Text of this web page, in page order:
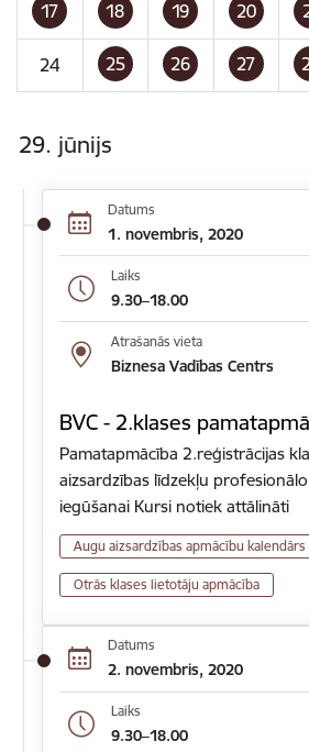
17 18 19 20
24 25 26 27
29. jūnijs
Datums
1. novembris, 2020
Laiks
9.30–18.00
Atrašanās vieta
Biznesa Vadības Centrs
BVC - 2.klases
Pamatapmācība 2.reģistrācijas
aizsardzības līdzekļu
iegūšanai Kursi notiek attālināti
Augu aizsardzības apmācību kalendārs
Otrās klases lietotāju apmācība
Datums
2. novembris, 2020
Laiks
9.30–18.00